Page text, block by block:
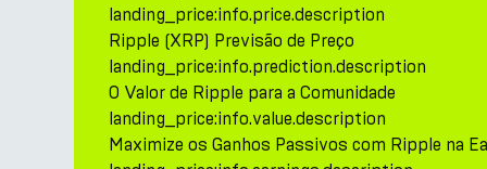
landing_price:info.price.description
Ripple (XRP) Previsão de Preço
landing_price:info.prediction.description
O Valor de Ripple para a Comunidade
landing_price:info.value.description
Maximize os Ganhos Passivos com Ripple na